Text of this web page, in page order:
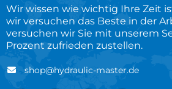
Wir wissen wie wichtig Ihre Zeit
wir versuchen das Beste in der
versuchen wir Sie mit unserem
Prozent zufrieden zustellen.
shop@hydraulic-master.de